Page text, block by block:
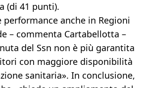
(di 41 punti).
performance anche in Regioni
– commenta Cartabellotta –
del Ssn non è più garantita
con maggiore disponibilità
sanitaria». In conclusione,